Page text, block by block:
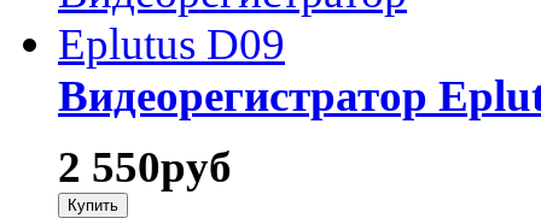
Видеорегистратор
2 550руб